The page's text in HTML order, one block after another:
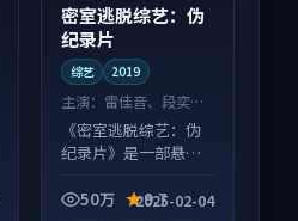
密室逃脱综艺：伪
纪录片
综艺 2019
主演： 雷佳音、段奕宏
等
《密室逃脱综艺：伪
纪录片》是一部悬疑
素齐全，观感爽快不
50万 9.7
2025-02-04